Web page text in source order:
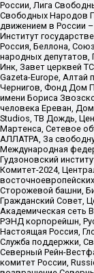
России, Лига
Свободных Народов
движением в России
Институт
Россия, Беллона,
народных депутатов,
Инк, Завет церквей
Gazeta-Europe, Алтай
Чернигов, Фонд Дом
имени Бориса
человека Ереван,
Studios, ТВ Дождь,
Мартенса, Сетевое
АЛЛАТРА, За
Международная
Гудзоновский
Комитет-2024,
Сторожевой башни,
Гражданский Совет,
Академическая сеть
РЭНД корпорейшн,
Настоящая Россия,
Служба поддержки,
Северный Рейн-
комитет России,